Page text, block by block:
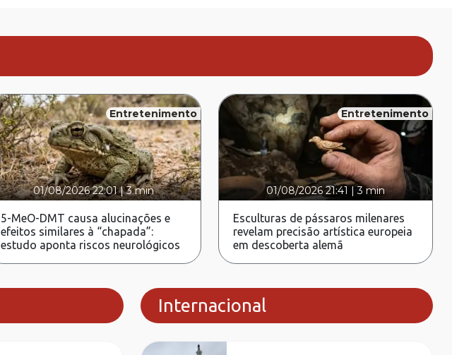
Entretenimento
01/08/2026 22:01|3 min
5-MeO-DMT causa alucinações e
efeitos similares à “chapada”:
estudo aponta riscos neurológicos
Entretenimento
01/08/2026 21:41 |3 min
Esculturas de pássaros milenares
revelam precisão artística europeia
em descoberta alemã
Internacional